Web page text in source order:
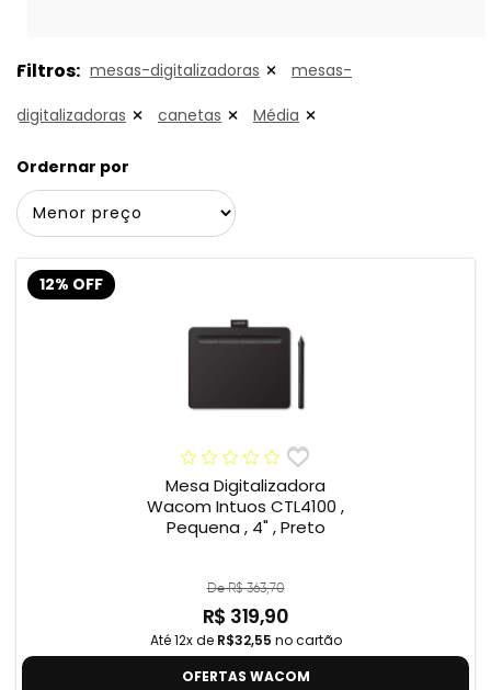
Filtros: mesas-digitalizadoras mesas-
digitalizadoras canetas Média
Ordernar por
12% OFF
Mesa Digitalizadora
Wacom Intuos CTL4100 ,
Pequena , 4" , Preto
De R$ 363,70
R$ 319,90
Até 12x de R$32,55 no cartão
OFERTAS WACOM